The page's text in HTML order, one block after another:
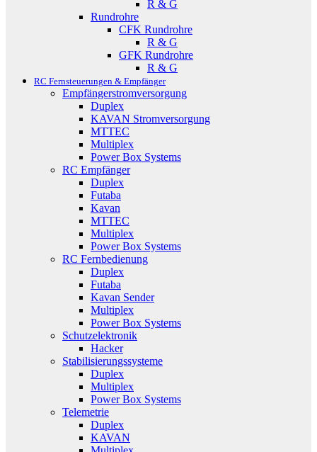
R & G
Rundrohre
CFK Rundrohre
R & G
GFK Rundrohre
R & G
RC Fernsteuerungen & Empfänger
Empfängerstromversorgung
Duplex
KAVAN Stromversorgung
MTTEC
Multiplex
Power Box Systems
RC Empfänger
Duplex
Futaba
Kavan
MTTEC
Multiplex
Power Box Systems
RC Fernbedienung
Duplex
Futaba
Kavan Sender
Multiplex
Power Box Systems
Schutzelektronik
Hacker
Stabilisierungssysteme
Duplex
Multiplex
Power Box Systems
Telemetrie
Duplex
KAVAN